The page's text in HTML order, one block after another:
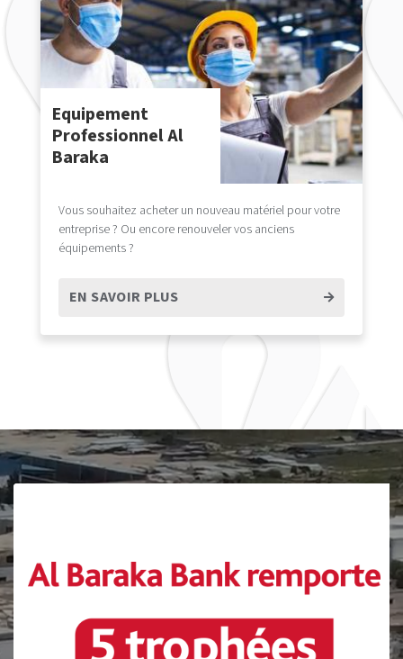
Equipement
Professionnel Al
Baraka
Vous souhaitez acheter un nouveau matériel pour votre
entreprise ? Ou encore renouveler vos anciens
équipements ?
EN SAVOIR PLUS